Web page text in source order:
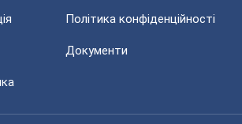
Політика конфіденційності
Документи